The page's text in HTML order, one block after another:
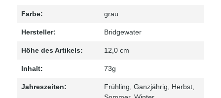
Farbe: grau
Hersteller: Bridgewater
Höhe des Artikels: 12,0 cm
Inhalt: 73g
Jahreszeiten: Frühling , Ganzjährig , Herbst